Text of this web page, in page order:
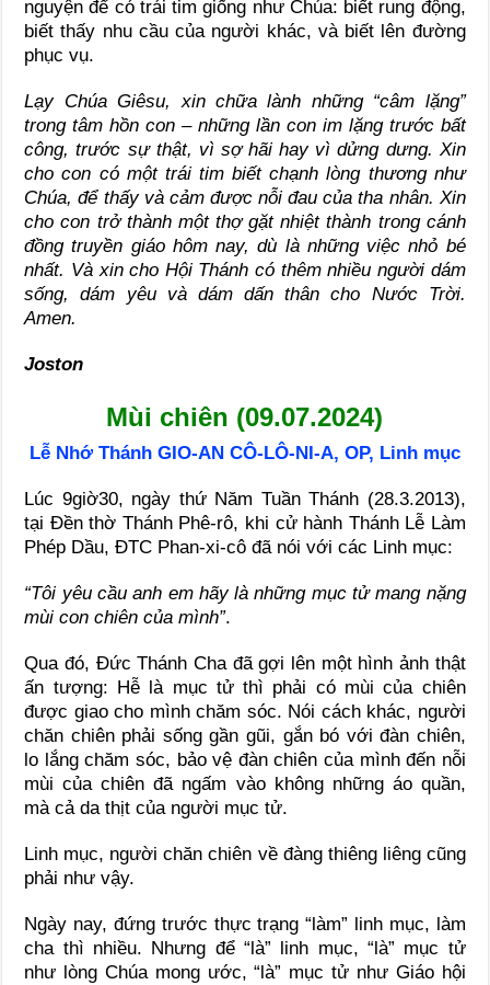
nguyện để có trái tim giống như Chúa: biết rung động,
biết thấy nhu cầu của người khác, và biết lên đường
phục vụ.
Lạy Chúa Giêsu, xin chữa lành những “câm lặng”
trong tâm hồn con – những lần con im lặng trước bất
công, trước sự thật, vì sợ hãi hay vì dửng dưng. Xin
cho con có một trái tim biết chạnh lòng thương như
Chúa, để thấy và cảm được nỗi đau của tha nhân. Xin
cho con trở thành một thợ gặt nhiệt thành trong cánh
đồng truyền giáo hôm nay, dù là những việc nhỏ bé
nhất. Và xin cho Hội Thánh có thêm nhiều người dám
sống, dám yêu và dám dấn thân cho Nước Trời.
Amen.
Joston
Mùi chiên (09.07.2024)
Lễ Nhớ Thánh GIO-AN CÔ-LÔ-NI-A, OP, Linh mục
Lúc 9giờ30, ngày thứ Năm Tuần Thánh (28.3.2013),
tại Đền thờ Thánh Phê-rô, khi cử hành Thánh Lễ Làm
Phép Dầu, ĐTC Phan-xi-cô đã nói với các Linh mục:
“Tôi yêu cầu anh em hãy là những mục tử mang nặng
mùi con chiên của mình”.
Qua đó, Đức Thánh Cha đã gợi lên một hình ảnh thật
ấn tượng: Hễ là mục tử thì phải có mùi của chiên
được giao cho mình chăm sóc. Nói cách khác, người
chăn chiên phải sống gần gũi, gắn bó với đàn chiên,
lo lắng chăm sóc, bảo vệ đàn chiên của mình đến nỗi
mùi của chiên đã ngấm vào không những áo quần,
mà cả da thịt của người mục tử.
Linh mục, người chăn chiên về đàng thiêng liêng cũng
phải như vậy.
Ngày nay, đứng trước thực trạng “làm” linh mục, làm
cha thì nhiều. Nhưng để “là” linh mục, “là” mục tử
như lòng Chúa mong ước, “là” mục tử như Giáo hội